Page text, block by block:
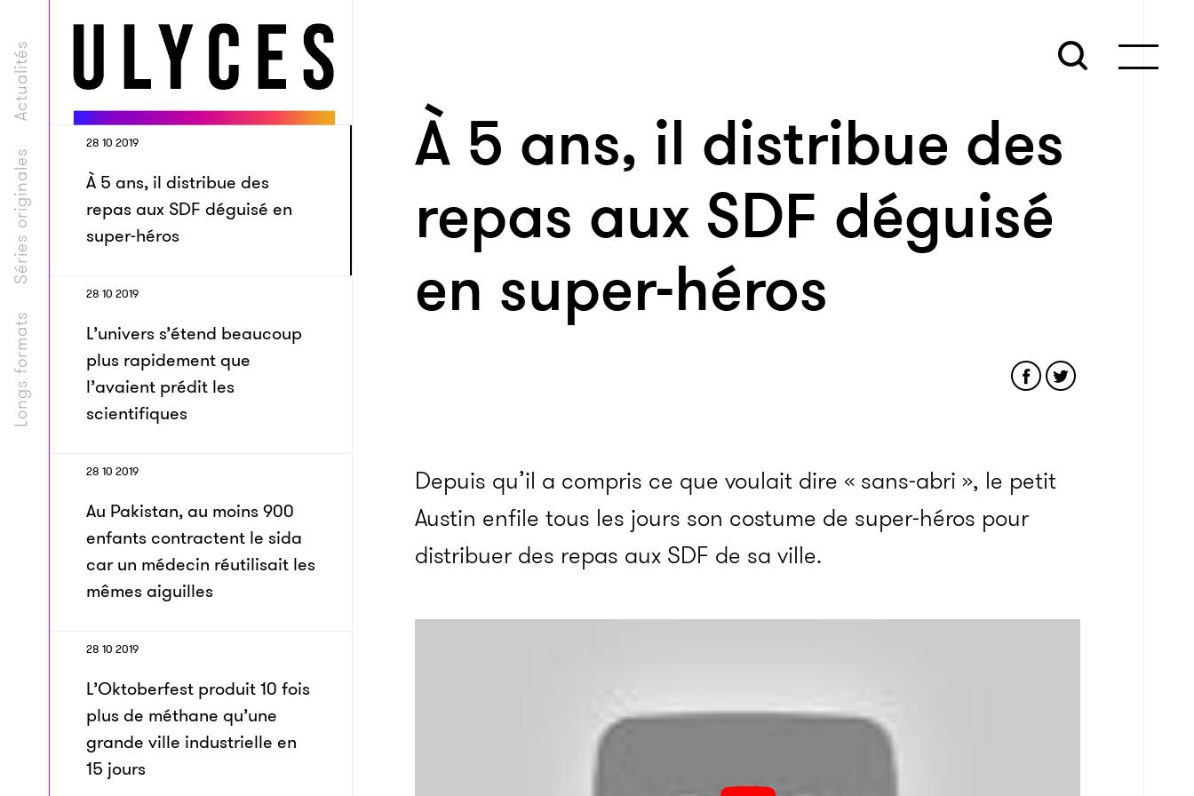
Longs formats
Séries originales
Actualités
28 10 2019
À 5 ans, il distribue des
repas aux SDF déguisé en
super-héros
28 10 2019
L’univers s’étend beaucoup
plus rapidement que
l’avaient prédit les
scientifiques
28 10 2019
Au Pakistan, au moins 900
enfants contractent le sida
car un médecin réutilisait les
mêmes aiguilles
28 10 2019
L’Oktoberfest produit 10 fois
plus de méthane qu’une
grande ville industrielle en
15 jours
À 5 ans, il distribue des
repas aux SDF déguisé
en super-héros
Depuis qu’il a compris ce que voulait dire « sans-abri », le petit
Austin enfile tous les jours son costume de super-héros pour
distribuer des repas aux SDF de sa ville.